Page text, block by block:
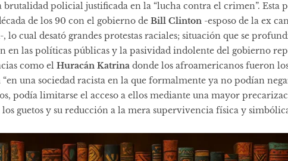
policial justificada en la “lucha contra el crimen”. Esta
de los 90 con el gobierno de Bill Clinton -esposo de la ex
-, lo cual desató grandes protestas raciales; situación que se
en las políticas públicas y la pasividad indolente del gobierno
como el Huracán Katrina donde los afroamericanos fueron
una sociedad racista en la que formalmente ya no podían
podía limitarse el acceso a ellos mediante una mayor
guetos y su reducción a la mera supervivencia física y